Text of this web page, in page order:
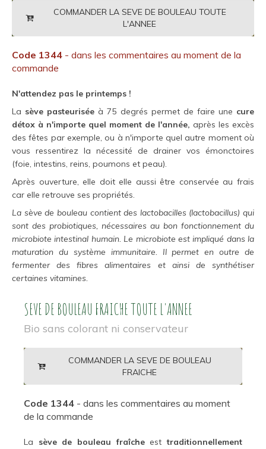
COMMANDER LA SEVE DE BOULEAU TOUTE
L'ANNEE
Code 1344 - dans les commentaires au moment de la
commande
N'attendez pas le printemps !
La sève pasteurisée à 75 degrés permet de faire une cure
détox à n'importe quel moment de l'année, après les excès
des fêtes par exemple, ou à n'importe quel autre moment où
vous ressentirez la nécessité de drainer vos émonctoires
(foie, intestins, reins, poumons et peau).
Après ouverture, elle doit elle aussi être conservée au frais
car elle retrouve ses propriétés.
La sève de bouleau contient des lactobacilles (lactobacillus) qui
sont des probiotiques, nécessaires au bon fonctionnement du
microbiote intestinal humain. Le microbiote est impliqué dans la
maturation du système immunitaire. Il permet en outre de
fermenter des fibres alimentaires et ainsi de synthétiser
certaines vitamines.
SEVE DE BOULEAU FRAICHE TOUTE L'ANNEE
Bio sans colorant ni conservateur
COMMANDER LA SEVE DE BOULEAU
FRAICHE
Code 1344 - dans les commentaires au moment
de la commande
La sève de bouleau fraîcheesttraditionnellement